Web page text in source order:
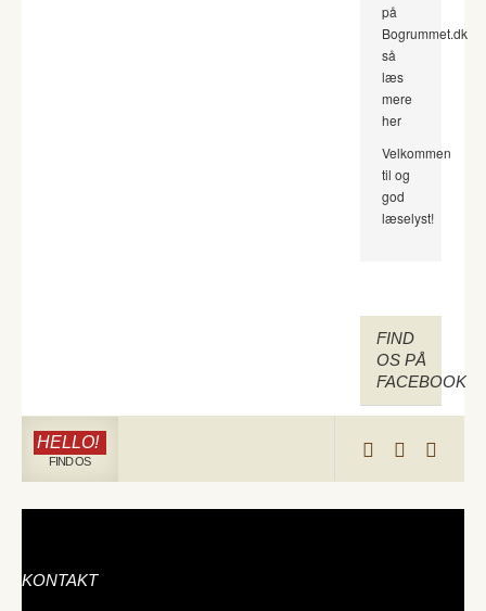
på
Bogrummet.dk
så
læs
mere
her
Velkommen
til og
god
læselyst!
FIND
OS PÅ
FACEBOOK
HELLO!
FIND OS
KONTAKT